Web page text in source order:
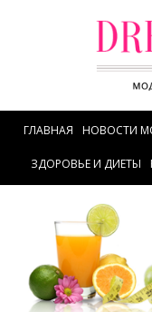
ГЛАВНАЯ НОВОСТИ
ЗДОРОВЬЕ И ДИЕТЫ